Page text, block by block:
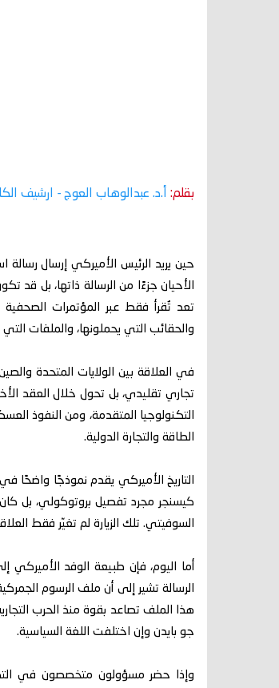
بقلم: أ.د. عبدالوهاب العوج - ارشيف
حين يريد الرئيس الأميركي إرسال
الأحيان جزءًا من الرسالة ذاتها، بل قد
تعد تُقرأ فقط عبر المؤتمرات الصحفية
والحقائب التي يحملونها، والملفات
في العلاقة بين الولايات المتحدة
تجاري تقليدي، بل تحول خلال العقد
التكنولوجيا المتقدمة، ومن النفوذ
الطاقة والتجارة الدولية.
كيسنجر مجرد تفصيل بروتوكولي، بل كان
السوفيتي. تلك الزيارة لم تغيّر فقط
أما اليوم، فإن طبيعة الوفد الأميركي
الرسالة تشير إلى أن ملف الرسوم
هذا الملف تصاعد بقوة منذ الحرب
جو بايدن وإن اختلفت اللغة السياسية.
وإذا حضر مسؤولون متخصصون في